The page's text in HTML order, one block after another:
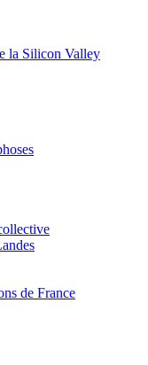
la Silicon Valley
de France